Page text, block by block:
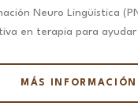
Neuro Lingüística
en terapia para ayudar
MÁS INFORMACIÓN